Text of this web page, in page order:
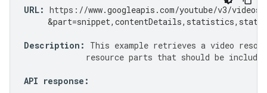
URL: https : //www.googleapis.com/youtube/v3/
     &part=snippet,contentDetails,statistics,status
Description : This example retrieves a video
resource parts that should be included
API response :